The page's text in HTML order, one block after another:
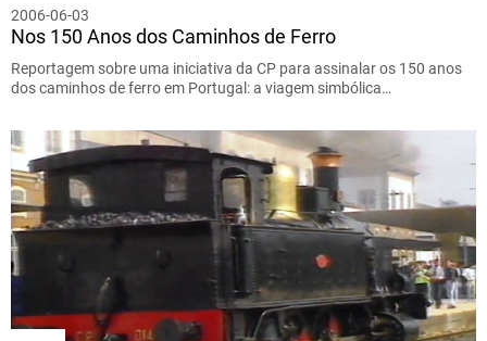
2006-06-03
Nos 150 Anos dos Caminhos de Ferro
Reportagem sobre uma iniciativa da CP para assinalar os 150 anos
dos caminhos de ferro em Portugal: a viagem simbólica…